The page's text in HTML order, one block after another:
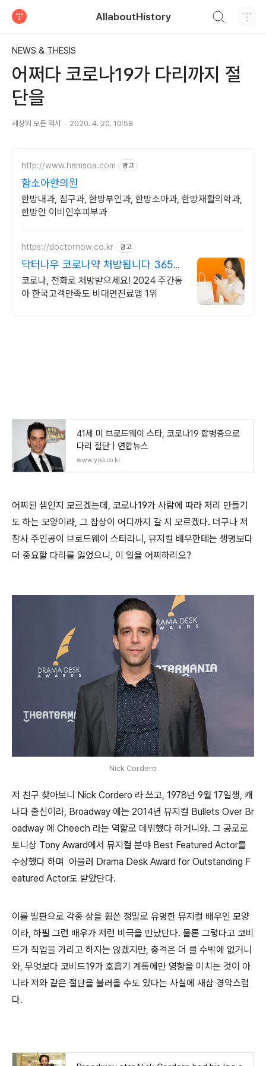
AllaboutHistory
NEWS & THESIS
어쩌다 코로나19가 다리까지 절
단을
세상의 모든 역사 2020. 4. 20. 10:58
http://www.hamsoa.com 광고
함소아한의원
한방내과, 침구과, 한방부인과, 한방소아과, 한방재활의학과,
한방안 이비인후피부과
https://doctornow.co.kr 광고
닥터나우 코로나약 처방됩니다 365일
24시간 진료가능
코로나, 전화로 처방받으세요! 2024 주간동
아 한국고객만족도 비대면진료앱 1위
41세 미 브로드웨이 스타, 코로나19 합병증으로
다리 절단 | 연합뉴스
www.yna.co.kr
어찌된 셈인지 모르겠는데, 코로나19가 사람에 따라 저리 만들기
도 하는 모양이라, 그 참상이 어디까지 갈 지 모르겠다. 더구나 저
참사 주인공이 브로드웨이 스타라니, 뮤지컬 배우한테는 생명보다
더 중요할 다리를 잃었으니, 이 일을 어찌하리오?
Nick Cordero
저 친구 찾아보니 Nick Cordero 라 쓰고, 1978년 9월 17일생, 캐
나다 출신이라, Broadway 에는 2014년 뮤지컬 Bullets Over Br
oadway 에 Cheech 라는 역할로 데뷔했다 하거니와. 그 공로로
토니상 Tony Award에서 뮤지컬 분야 Best Featured Actor를
수상했다 하며 아울러 Drama Desk Award for Outstanding F
eatured Actor도 받았단다.
이를 발판으로 각종 상을 휩쓴 정말로 유명한 뮤지컬 배우인 모양
이라, 하필 그런 배우가 저런 비극을 만났단다. 물론 그렇다고 코비
드가 직업을 가리고 하지는 않겠지만, 충격은 더 클 수밖에 없거니
와, 무엇보다 코비드19가 호흡기 계통에만 영향을 미치는 것이 아
니라 저와 같은 절단을 불러올 수도 있다는 사실에 새삼 경악스럽
다.